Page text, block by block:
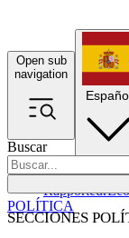
Open sub
navigation
Buscar
SECCIONES
Rapporteur
POLÍTICA